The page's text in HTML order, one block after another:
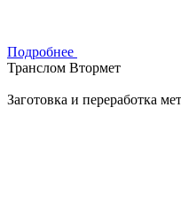
Подробнее
Транслом Втормет
Заготовка и переработка